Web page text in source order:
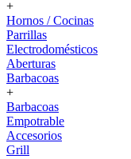
+
Hornos / Cocinas
Parrillas
Electrodomésticos
Aberturas
Barbacoas
+
Barbacoas
Empotrable
Accesorios
Grill